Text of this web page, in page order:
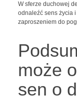
W sferze duchowej
odnaleźć sens życia
zaproszeniem do
może
sen o